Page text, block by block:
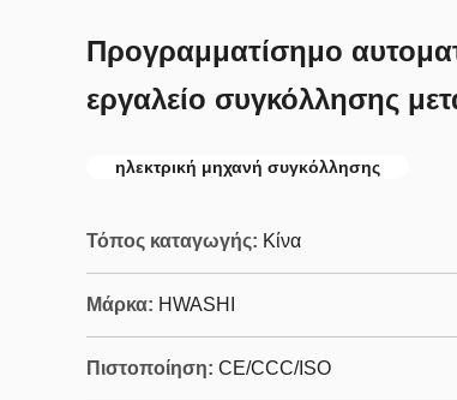
Προγραμματίσημο
εργαλείο συγκόλλησης
ηλεκτρική μηχανή συγκόλλησης
Τόπος καταγωγής: Κίνα
Μάρκα: HWASHI
Πιστοποίηση: CE/CCC/ISO